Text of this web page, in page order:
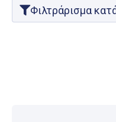
Φιλτράρισμα